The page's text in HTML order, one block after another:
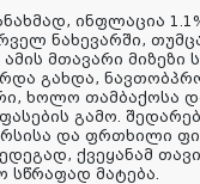
ინფლაცია
ნახევარში, თუმცა
მთავარი მიზეზი
გახდა,
ხოლო თამბაქოსა
გამო.
და ფრთხილი
ქვეყანამ
სწრაფად მატება.